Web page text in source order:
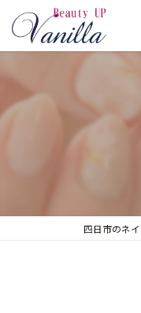
四日市のネ